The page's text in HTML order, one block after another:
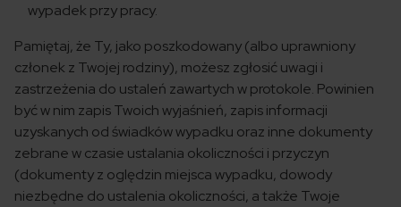
wypadek przy pracy.
Pamiętaj, że Ty, jako poszkodowany (albo uprawniony
członek z Twojej rodziny), możesz zgłosić uwagi i
zastrzeżenia do ustaleń zawartych w protokole. Powinien
być w nim zapis Twoich wyjaśnień, zapis informacji
uzyskanych od świadków wypadku oraz inne dokumenty
zebrane w czasie ustalania okoliczności i przyczyn
(dokumenty z oględzin miejsca wypadku, dowody
niezbędne do ustalenia okoliczności, a także Twoje